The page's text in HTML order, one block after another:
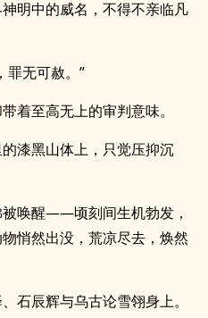
明中的威名，不得不亲临凡
罪无可赦。”
着至高无上的审判意味。
漆黑山体上，只觉压抑沉
唤醒——顷刻间生机勃发，
悄然出没，荒凉尽去，焕然
石辰辉与乌古论雪翎身上。